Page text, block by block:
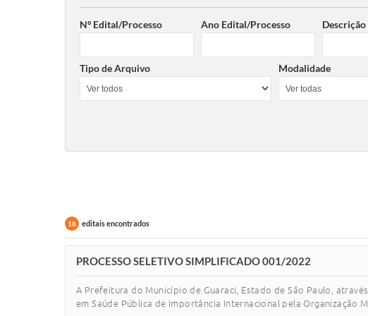
Nº Edital/Processo Ano Edital/Processo Descrição
Tipo de Arquivo Modalidade
18 editais encontrados
PROCESSO SELETIVO SIMPLIFICADO 001/2022
A Prefeitura do Município de Guaraci, Estado de São Paulo,
em Saúde Pública de Importância Internacional pela Organização